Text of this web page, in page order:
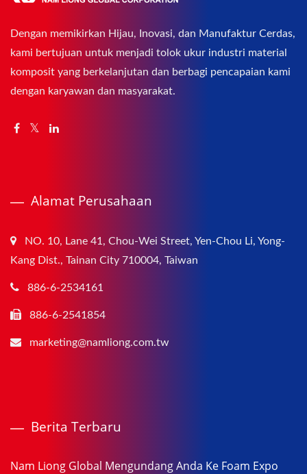
Dengan memikirkan Hijau, Inovasi, dan Manufaktur Cerdas,
kami bertujuan untuk menjadi tolok ukur industri material
komposit yang berkelanjutan dan berbagi pencapaian kami
dengan karyawan dan masyarakat.
Alamat Perusahaan
NO. 10, Lane 41, Chou-Wei Street, Yen-Chou Li, Yong-
Kang Dist., Tainan City 710004, Taiwan
886-6-2534161
886-6-2541854
marketing@namliong.com.tw
Berita Terbaru
Nam Liong Global Mengundang Anda Ke Foam Expo